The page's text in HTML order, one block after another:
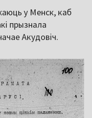
у Менск, каб
прызнала
Акудовіч.